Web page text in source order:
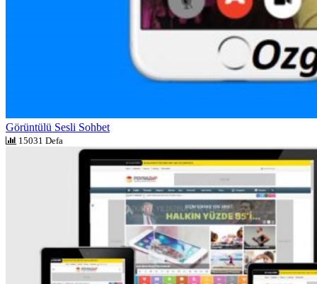
Görüntülü Sesli Sohbet
15031 Defa